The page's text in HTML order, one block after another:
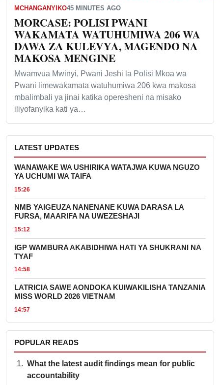
MCHANGANYIKO45 MINUTES AGO
MORCASE: POLISI PWANI
WAKAMATA WATUHUMIWA 206 WA
DAWA ZA KULEVYA, MAGENDO NA
MAKOSA MENGINE
Mwamvua Mwinyi, Pwani Jeshi la Polisi Mkoa wa
Pwani limewakamata watuhumiwa 206 kwa makosa
mbalimbali ya jinai katika operesheni na misako
iliyofanyika kati ya…
LATEST UPDATES
WANAWAKE WA USHIRIKA WATAJWA KUWA NGUZO
YA UCHUMI WA TAIFA
15:26
NMB YAIGEUZA NANENANE KUWA DARASA LA
FURSA, MAARIFA NA UWEZESHAJI
15:12
IGP WAMBURA AKABIDHIWA HATI YA SHUKRANI NA
TYAF
14:58
LATRICIA SAWE AONDOKA KUIWAKILISHA TANZANIA
MISS WORLD 2026 VIETNAM
14:57
POPULAR READS
What the latest audit findings mean for public
accountability